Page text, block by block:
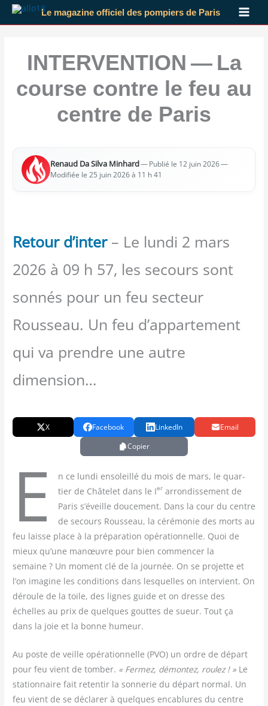
Aller
au
Le magazine officiel des pompiers de Paris
INTERVENTION — La
course contre le feu au
centre de Paris
Renaud Da Sil­va Min­hard— Publié le 12 juin 2026—
Modi­fiée le 25 juin 2026 à 11 h 41
Retour d’inter– Le lundi 2 mars
2026 à 09 h 57, les secours sont
sonnés pour un feu secteur
Rousseau. Un feu d’appartement
qui va prendre une autre
dimension…
X Facebook LinkedIn
Email
Copier
E
n ce lun­di enso­leillé du mois de mars, le quar­
tier de Châ­te­let dans le Ierarron­dis­se­ment de
Paris s’éveille dou­ce­ment. Dans la cour du centre
de secours Rous­seau, la céré­mo­nie des morts au
feu laisse place à la pré­pa­ra­tion opé­ra­tion­nelle. Quoi de
mieux qu’une manœuvre pour bien com­men­cer la
semaine ? Un moment clé de la jour­née. On se pro­jette et
l’on ima­gine les condi­tions dans les­quelles on inter­vient. On
déroule de la toile, des lignes guide et on dresse des
échelles au prix de quelques gouttes de sueur. Tout ça
dans la joie et la bonne humeur.
Au poste de veille opé­ra­tion­nelle (PVO) un ordre de départ
pour feu vient de tom­ber. « Fer­mez, démon­tez, rou­lez ! » Le
sta­tion­naire fait reten­tir la son­ne­rie du départ nor­mal. Un
feu vient de se décla­rer à quelques enca­blures du centre